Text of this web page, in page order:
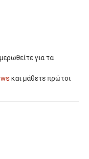
για τα
και μάθετε πρώτοι